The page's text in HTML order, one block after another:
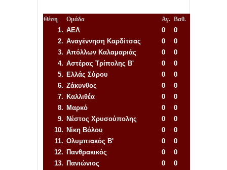
Θέση Ομάδα Αγ. Βαθ.
1. ΑΕΛ 0
0
2. Αναγέννηση Καρδίτσας 0
0
3. Απόλλων Καλαμαριάς 0
0
4. Αστέρας Τρίπολης Β' 0
0
5. Ελλάς Σύρου 0
0
6. Ζάκυνθος 0
0
7. Καλλιθέα 0
0
8. Μαρκό 0
0
9. Νέστος Χρυσούπολης 0
0
10. Νίκη Βόλου 0
0
11. Ολυμπιακός Β' 0
0
12. Πανθρακικός 0
0
13. Πανιώνιος 0
0